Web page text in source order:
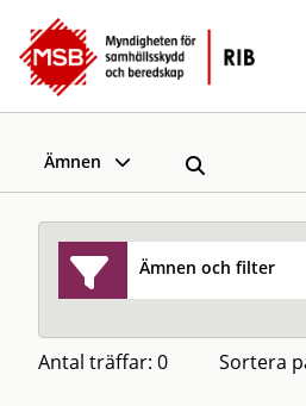
Ämnen
Ämnen och filter
Antal träffar: 0 Sortera